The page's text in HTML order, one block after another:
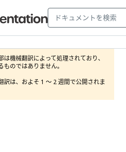
は機械翻訳によって処理されており、
のではありません。
訳は、およそ 1 ～ 2 週間で公開されま